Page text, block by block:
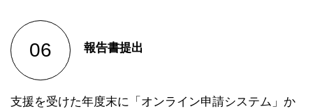
報告書提出
支援を受けた年度末に「オンライン申請システム」か